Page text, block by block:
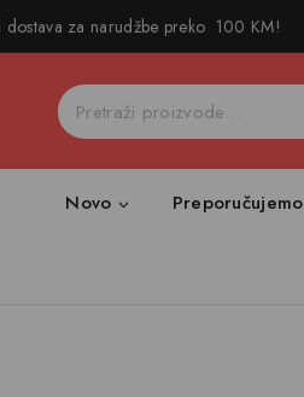
dostava za narudžbe preko 100 KM!
Novo Preporučujemo